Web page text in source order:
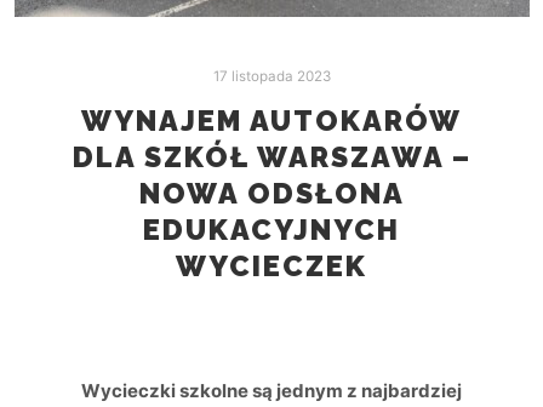
17 listopada 2023
WYNAJEM AUTOKARÓW
DLA SZKÓŁ WARSZAWA –
NOWA ODSŁONA
EDUKACYJNYCH
WYCIECZEK
Wycieczki szkolne są jednym z najbardziej